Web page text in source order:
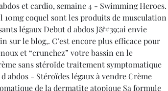
et cardio, semaine 4 - Swimming Heroes.
10mg coquel sont les produits de musculation
légaux Debut d abdos J&#39;ai envie
sur le blog,. C’est encore plus efficace pour
et “crunchez” votre bassin en le
sans stéroïde traitement symptomatique
abdos - Stéroïdes légaux à vendre Crème
de la dermatite atopique Sa formule